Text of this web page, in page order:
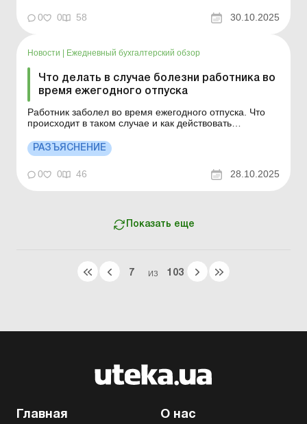
одновременно имеет статус резидента Дефенс Сіті)?...
0 0 58 30.10.2025
Новости Ежедневный бухгалтерский обзор
Что делать в случае болезни работника во
время ежегодного отпуска
Работник заболел во время ежегодного отпуска. Что
происходит в таком случае и как действовать
предоставления отпусков в период военного
положения Продолжительность отпуска по основному
совместительству: что делать? Есл...
РАЗЪЯСНЕНИЕ
0 0 46 28.10.2025
Показать еще
7 ИЗ 103
Главная О нас